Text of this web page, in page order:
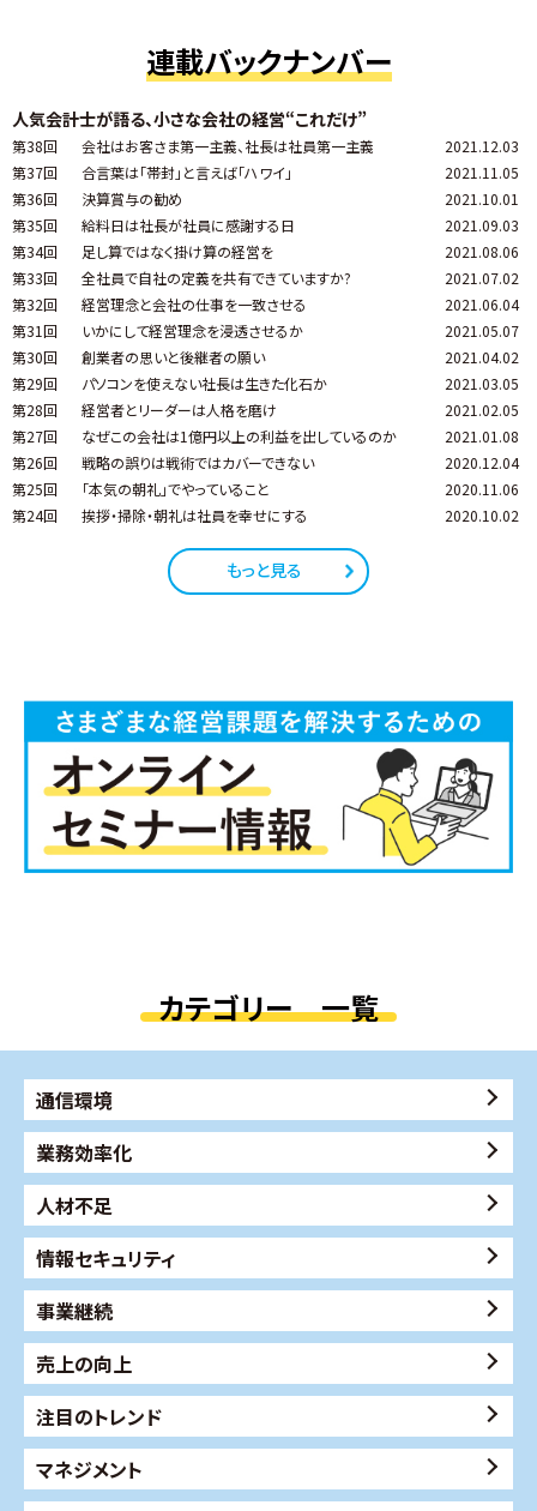
連載バックナンバー
人気会計士が語る、小さな会社の経営“これだけ”
第38回 会社はお客さま第一主義、社長は社員第一主義
2021.12.03
第37回
合言葉は「帯封」と言えば「ハワイ」
2021.11.05
第36回
決算賞与の勧め
2021.10.01
第35回
給料日は社長が社員に感謝する日
2021.09.03
第34回
足し算ではなく掛け算の経営を
2021.08.06
第33回
全社員で自社の定義を共有できていますか?
2021.07.02
第32回
経営理念と会社の仕事を一致させる
2021.06.04
第31回
いかにして経営理念を浸透させるか
2021.05.07
第30回
創業者の思いと後継者の願い
2021.04.02
第29回
パソコンを使えない社長は生きた化石か
2021.03.05
第28回
経営者とリーダーは人格を磨け
2021.02.05
第27回
なぜこの会社は1億円以上の利益を出しているのか
2021.01.08
第26回
戦略の誤りは戦術ではカバーできない
2020.12.04
第25回
「本気の朝礼」でやっていること
2020.11.06
第24回
挨拶・掃除・朝礼は社員を幸せにする 2020.10.02
もっと見る
カテゴリー 一覧
通信環境
業務効率化
人材不足
情報セキュリティ
事業継続
売上の向上
注目のトレンド
マネジメント